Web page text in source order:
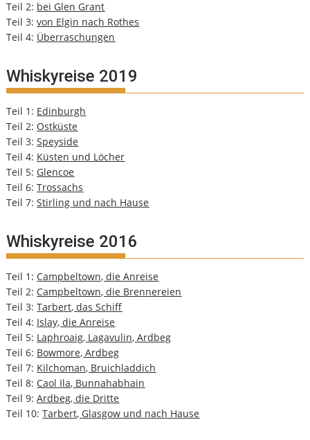
Teil 2: bei Glen Grant
Teil 3:von Elgin nach Rothes
Teil 4: Überraschungen
Whiskyreise 2019
Teil 1: Edinburgh
Teil 2: Ostküste
Teil 3:Speyside
Teil 4: Küsten und Löcher
Teil 5: Glencoe
Teil 6:Trossachs
Teil 7:Stirling und nach Hause
Whiskyreise 2016
Teil 1: Campbeltown, die Anreise
Teil 2: Campbeltown, die Brennereien
Teil 3:Tarbert, das Schiff
Teil 4: Islay, die Anreise
Teil 5: Laphroaig, Lagavulin, Ardbeg
Teil 6: Bowmore, Ardbeg
Teil 7: Kilchoman, Bruichladdich
Teil 8: Caol Ila, Bunnahabhain
Teil 9:Ardbeg, die Dritte
Teil 10:Tarbert, Glasgow und nach Hause